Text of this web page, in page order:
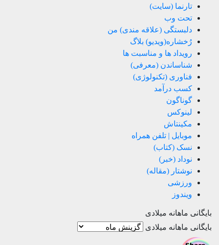
تارنما (سایت)
تحت وب
دلبستگی (علاقه مندی) من
رُخشاره(ویدیو) بلاگ
رویداد ها و مناسبت ها
شناساندن (معرفی)
فناوری (تکنولوژی)
کسب درآمد
گوناگون
لینوکس
مکینتاش
موبایل | تلفن همراه
نسک (کتاب)
نوداد (خبر)
نوشتار (مقاله)
ورزشی
ویندوز
بایگانی ماهانه میلادی
بایگانی ماهانه میلادی